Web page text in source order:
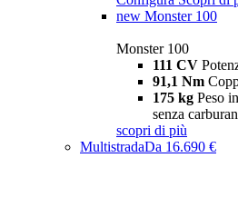
new Monster 100
Monster 100
111 CV
91,1 Nm
175 kg Peso
senza
scopri di più
MultistradaDa 16.690 €